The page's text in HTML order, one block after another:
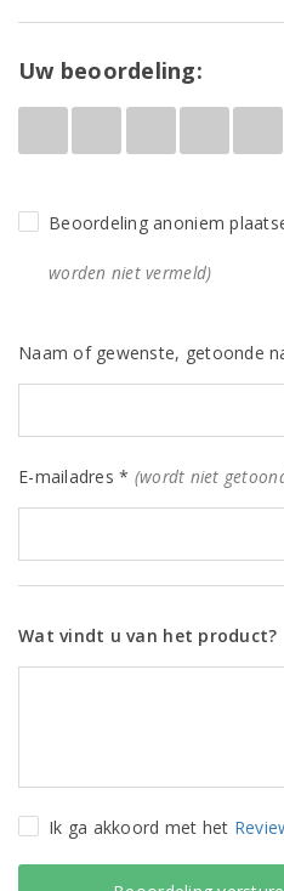
Uw beoordeling:
Beoordeling anoniem
worden niet vermeld)
Naam of gewenste, getoonde
E-mailadres * (wordt niet
Wat vindt u van het product?
Ik ga akkoord met het